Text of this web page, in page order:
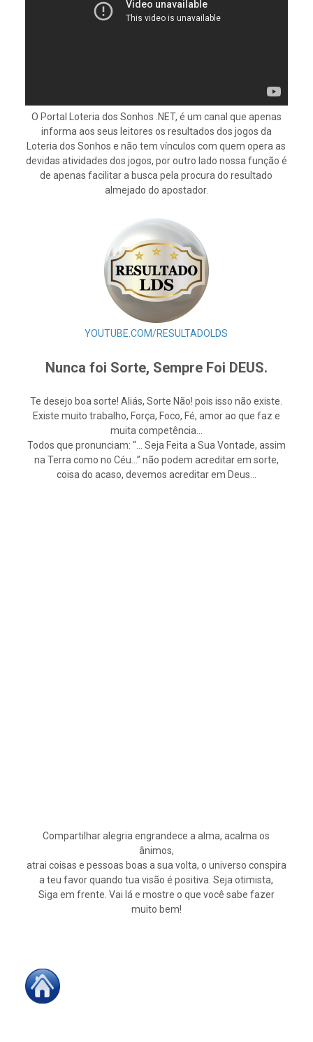
O Portal Loteria dos Sonhos .NET, é um canal que apenas
informa aos seus leitores os resultados dos jogos da
Loteria dos Sonhos e não tem vínculos com quem opera as
devidas atividades dos jogos, por outro lado nossa função é
de apenas facilitar a busca pela procura do resultado
almejado do apostador.
YOUTUBE.COM/RESULTADOLDS
Nunca foi Sorte, Sempre Foi DEUS.
Te desejo boa sorte! Aliás, Sorte Não! pois isso não existe.
Existe muito trabalho, Força, Foco, Fé, amor ao que faz e
muita competência…
Todos que pronunciam: “… Seja Feita a Sua Vontade, assim
na Terra como no Céu…” não podem acreditar em sorte,
coisa do acaso, devemos acreditar em Deus…
Compartilhar alegria engrandece a alma, acalma os
ânimos,
atrai coisas e pessoas boas a sua volta, o universo conspira
a teu favor quando tua visão é positiva. Seja otimista,
Siga em frente. Vai lá e mostre o que você sabe fazer
muito bem!